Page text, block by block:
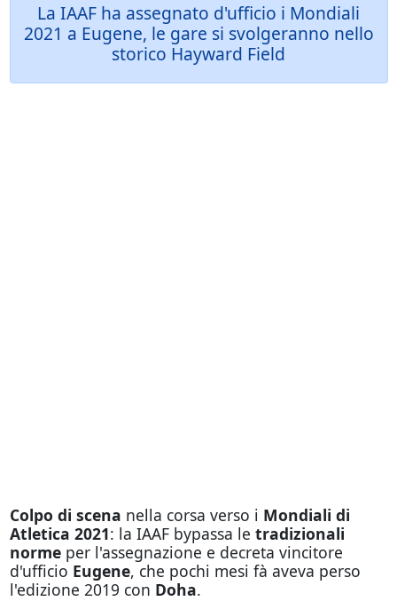
La IAAF ha assegnato d'ufficio i Mondiali
2021 a Eugene, le gare si svolgeranno nello
storico Hayward Field
Colpo di scena nella corsa verso i Mondiali di
Atletica 2021: la IAAF bypassa le tradizionali
normeper l'assegnazione e decreta vincitore
d'ufficio Eugene, che pochi mesi fà aveva perso
l'edizione 2019 con Doha.